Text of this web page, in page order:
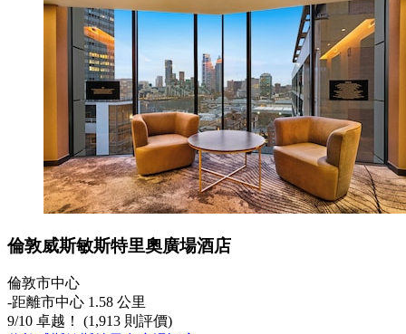
倫敦威斯敏斯特里奧廣場酒店
倫敦市中心
‐距離市中心 1.58 公里
9/10 卓越！ (1,913 則評價)